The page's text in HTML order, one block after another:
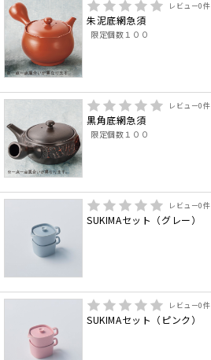
レビュー0件
朱泥底網急須
限定個数１００
レビュー0件
黒角底網急須
限定個数１００
レビュー0件
SUKIMAセット（グレー）
レビュー0件
SUKIMAセット（ピンク）